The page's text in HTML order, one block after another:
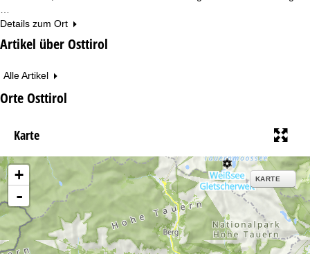
Details zum Ort
Artikel über Osttirol
Alle Artikel
Orte Osttirol
Karte
+
-
KARTE